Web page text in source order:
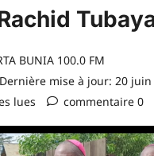
BUNIA 100.0 FM
mise à jour: 20 juin
lues
commentaire 0